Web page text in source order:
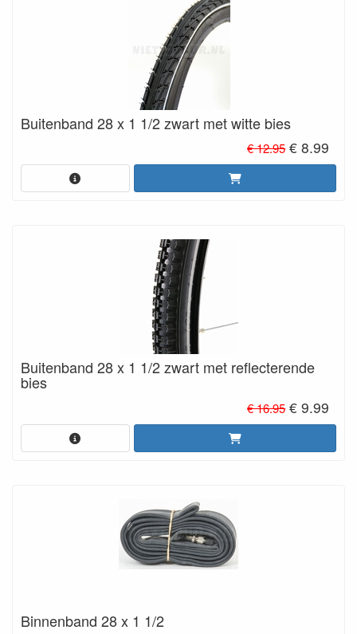
Buitenband 28 x 1 1/2 zwart met witte bies
€ 12.95€ 8.99
Buitenband 28 x 1 1/2 zwart met reflecterende
bies
€ 16.95€ 9.99
Binnenband 28 x 1 1/2